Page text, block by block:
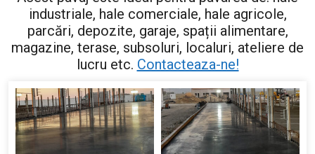
industriale, hale comerciale, hale agricole,
parcări, depozite, garaje, spații alimentare,
magazine, terase, subsoluri, localuri, ateliere de
lucru etc. Contacteaza-ne!